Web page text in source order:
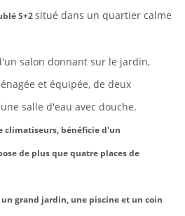
S+2situé dans un quartier calme
salon donnant sur le jardin,
et équipée, de deux
salle d'eau avec douche.
climatiseurs, bénéficie d'un
de plus que quatre places de
grand jardin, une piscine et un coin